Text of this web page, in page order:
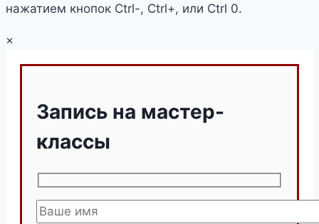
нажатием кнопок Ctrl-, Ctrl+, или Ctrl 0.
×
Запись на мастер-
классы